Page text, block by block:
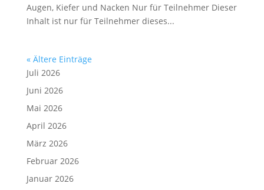
Augen, Kiefer und Nacken Nur für Teilnehmer Dieser
Inhalt ist nur für Teilnehmer dieses...
« Ältere Einträge
Juli 2026
Juni 2026
Mai 2026
April 2026
März 2026
Februar 2026
Januar 2026